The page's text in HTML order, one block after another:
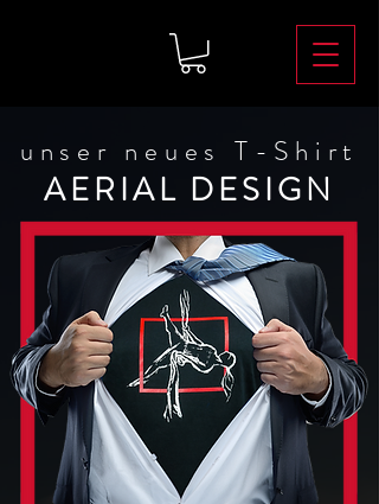
unser neues T-Shirt
AERIAL DESIGN